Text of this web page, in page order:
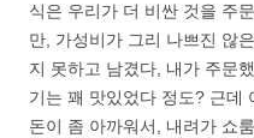
식은 우리가 더 비싼 것을 주
만, 가성비가 그리 나쁘진 않
지 못하고 남겼다, 내가 주문
기는 꽤 맛있었다 정도? 근데
돈이 좀 아까워서, 내려가 쇼